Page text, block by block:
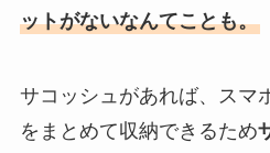
ットがないなんてことも。
サコッシュがあれば、スマ
をまとめて収納できるため